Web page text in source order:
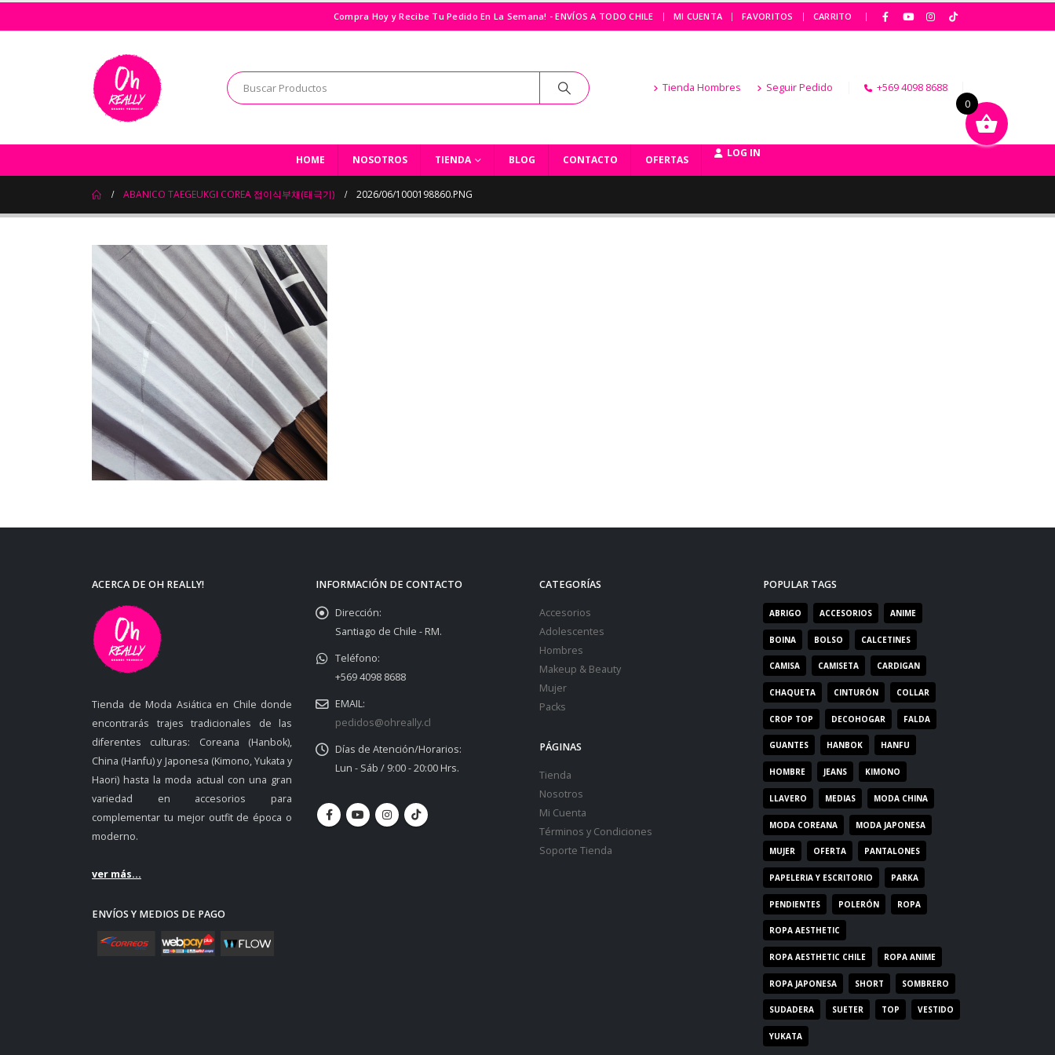
Compra Hoy y Recibe Tu Pedido En La Semana! - ENVÍOS A TODO CHILE | MI CUENTA FAVORITOS CARRITO |
Tienda Hombres Seguir Pedido +569 4098 8688
HOME NOSOTROS TIENDA BLOG CONTACTO OFERTAS
LOG IN
ABANICO TAEGEUKGI COREA 접이식부채(태극기) 2026/06/1000198860.PNG
ACERCA DE OH REALLY!
Tienda de Moda Asiática en Chile donde
encontrarás trajes tradicionales de las
diferentes culturas: Coreana (Hanbok),
China (Hanfu) y Japonesa (Kimono, Yukata y
Haori) hasta la moda actual con una gran
variedad en accesorios para
complementar tu mejor outfit de época o
moderno.
ver más...
ENVÍOS Y MEDIOS DE PAGO
INFORMACIÓN DE CONTACTO
Dirección:
Santiago de Chile - RM.
Teléfono:
+569 4098 8688
EMAIL:
pedidos@ohreally.cl
Días de Atención/Horarios:
Lun - Sáb / 9:00 - 20:00 Hrs.
CATEGORÍAS
Accesorios
Adolescentes
Hombres
Makeup & Beauty
Mujer
Packs
PÁGINAS
Tienda
Nosotros
Mi Cuenta
Términos y Condiciones
Soporte Tienda
POPULAR TAGS
ABRIGO ACCESORIOS ANIME
BOINA BOLSO CALCETINES
CAMISA CAMISETA CARDIGAN
CHAQUETA CINTURÓN COLLAR
CROP TOP DECOHOGAR FALDA
GUANTES HANBOK HANFU
HOMBRE JEANS KIMONO
LLAVERO MEDIAS MODA CHINA
MODA COREANA MODA JAPONESA
MUJER OFERTA PANTALONES
PAPELERIA Y ESCRITORIO PARKA
PENDIENTES POLERÓN ROPA
ROPA AESTHETIC
ROPA AESTHETIC CHILE ROPA ANIME
ROPA JAPONESA SHORT SOMBRERO
SUDADERA SUETER TOP VESTIDO
YUKATA
0